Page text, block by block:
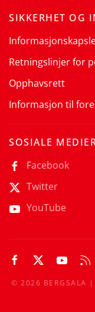
SIKKERHET OG
Retningslinjer for
Opphavsrett
Informasjon til
SOSIALE
Facebook
Twitter
YouTube
©2026 BERGSALA